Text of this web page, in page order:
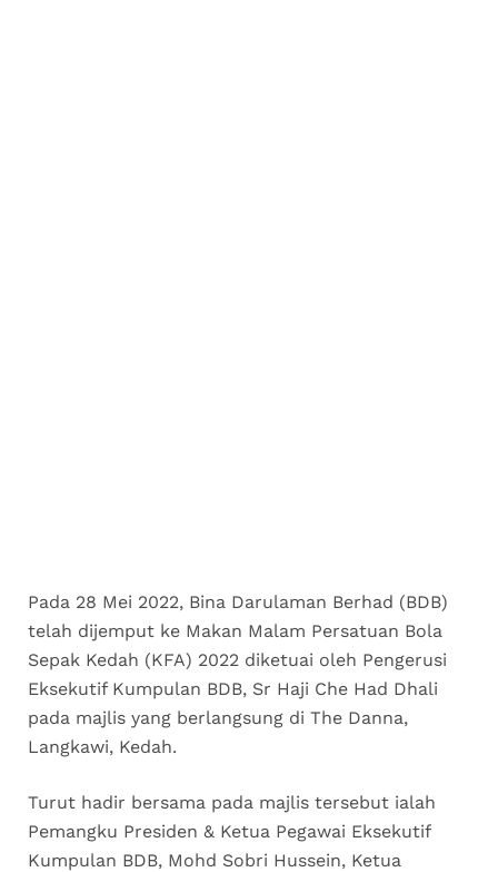
Pada 28 Mei 2022, Bina Darulaman Berhad (BDB)
telah dijemput ke Makan Malam Persatuan Bola
Sepak Kedah (KFA) 2022 diketuai oleh Pengerusi
Eksekutif Kumpulan BDB, Sr Haji Che Had Dhali
pada majlis yang berlangsung di The Danna,
Langkawi, Kedah.
Turut hadir bersama pada majlis tersebut ialah
Pemangku Presiden & Ketua Pegawai Eksekutif
Kumpulan BDB, Mohd Sobri Hussein, Ketua